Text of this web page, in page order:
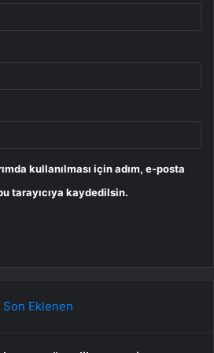
kullanılması için adım, e-posta
tarayıcıya kaydedilsin.
Son Eklenen